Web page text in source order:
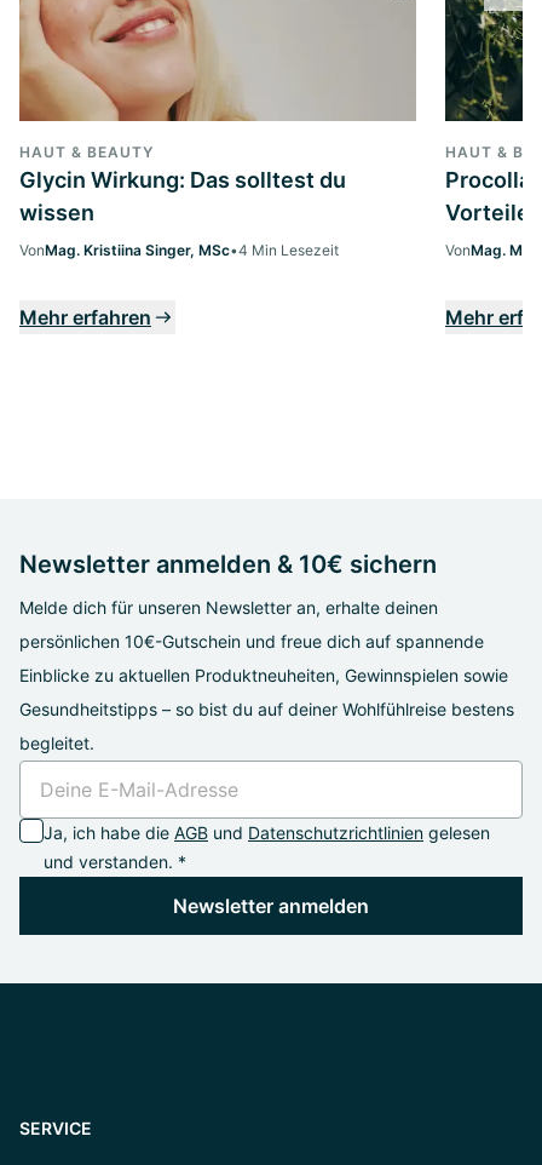
HAUT & BEAUTY
Glycin Wirkung: Das solltest du
wissen
VonMag. Kristiina Singer, MSc•4 Min Lesezeit
Mehr erfahren
HAUT &
Vorteile
VonMag.
Mehr
Newsletter anmelden & 10€ sichern
Melde dich für unseren Newsletter an, erhalte deinen
persönlichen 10€-Gutschein und freue dich auf spannende
Einblicke zu aktuellen Produktneuheiten, Gewinnspielen sowie
Gesundheitstipps – so bist du auf deiner Wohlfühlreise bestens
begleitet.
Ja, ich habe die AGB und Datenschutzrichtlinien gelesen
und verstanden. *
Newsletter anmelden
SERVICE